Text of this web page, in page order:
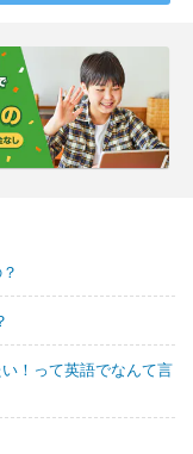
！って英語でなんて言